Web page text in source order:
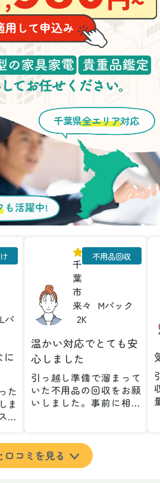
も活躍中!
千葉県全エリア対応
パ
に
た
ま
ム
が
は
で
千
葉
市
来々
Mパック
2K
不用品回収
温かい対応でとても安
心しました
引っ越し準備で溜まって
いた不用品の回収をお願
いしました。事前に相談
とができました。特に、
古い家具や壊れた家電な
ど、処分が難しいものが
口コミを見る